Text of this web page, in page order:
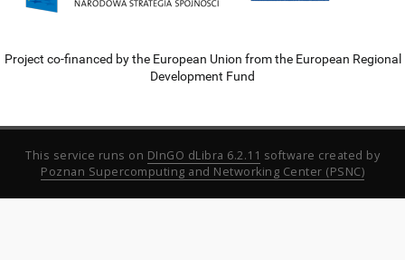
Project co-financed by the European Union from the European Regional
Development Fund
This service runs on DInGO dLibra 6.2.11 software created by
Poznan Supercomputing and Networking Center (PSNC)